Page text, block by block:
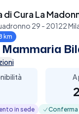
di Cura La
29 - 20122
km
in sede